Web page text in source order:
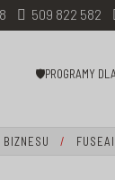
509 822 582
🛡PROGRAMY
/